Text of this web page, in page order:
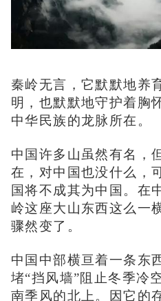
秦岭无言，它默默地养
明，也默默地守护着胸
中华民族的龙脉所在。
中国许多山虽然有名，
在，对中国也没什么，
国将不成其为中国。在
岭这座大山东西这么一
骤然变了。
中国中部横亘着一条东
堵“挡风墙”阻止冬季冷
南季风的北上。因它的